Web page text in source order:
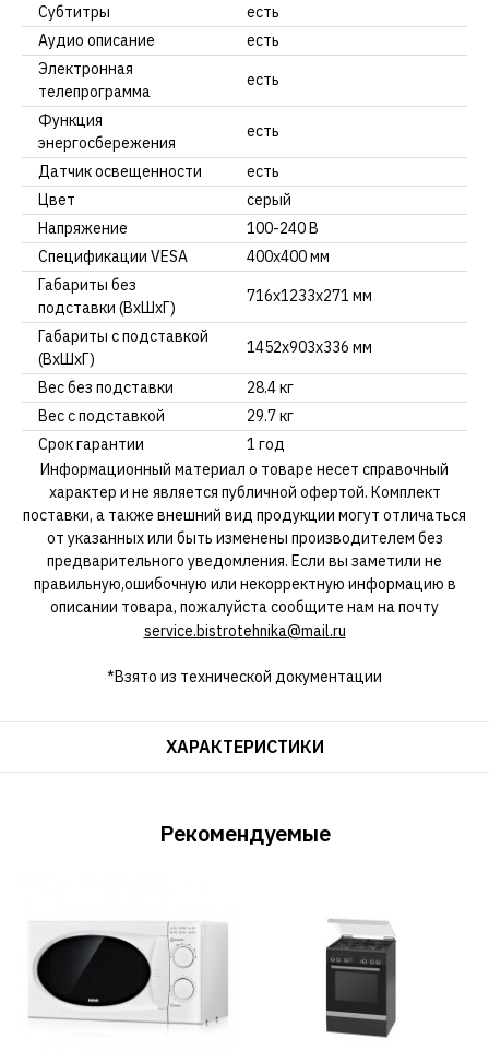
Субтитры
есть
Аудио описание
есть
Электронная
телепрограмма
есть
Функция
энергосбережения
есть
Датчик освещенности
есть
Цвет
серый
Напряжение
100-240 В
Спецификации VESA
400х400 мм
Габариты без
подставки (ВхШхГ)
716x1233x271 мм
Габариты с подставкой
(ВхШхГ)
1452x903x336 мм
Вес без подставки
28.4 кг
Вес с подставкой
29.7 кг
Срок гарантии
1 год
Информационный материал о товаре несет справочный
характер и не является публичной офертой. Комплект
поставки, а также внешний вид продукции могут отличаться
от указанных или быть изменены производителем без
предварительного уведомления. Если вы заметили не
правильную,ошибочную или некорректную информацию в
описании товара, пожалуйста сообщите нам на почту
service.bistrotehnika@mail.ru
*Взято из технической документации
ХАРАКТЕРИСТИКИ
Рекомендуемые